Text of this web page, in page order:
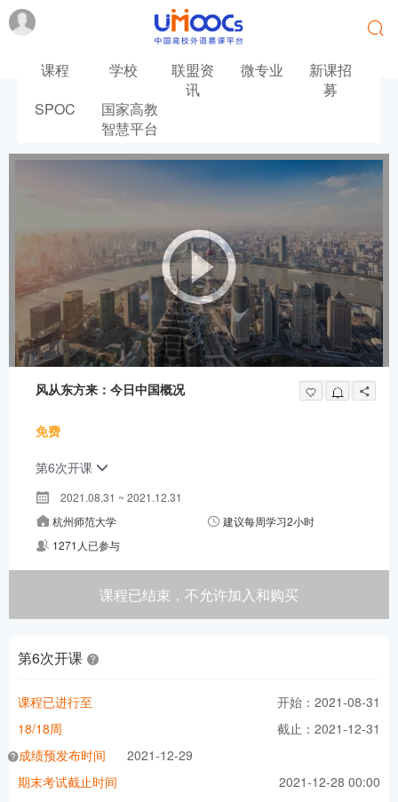
课程 学校
联盟资
讯
微专业
新课招
募
SPOC
国家高教
智慧平台
风从东方来：今日中国概况
免费
第6次开课
2021.08.31 ~ 2021.12.31
杭州师范大学
建议每周学习2小时
1271人已参与
课程已结束，不允许加入和购买
第6次开课
开始：2021-08-31
截止：2021-12-31
课程已进行至
18/18周
成绩预发布时间
2021-12-29
期末考试截止时间
2021-12-28 00:00